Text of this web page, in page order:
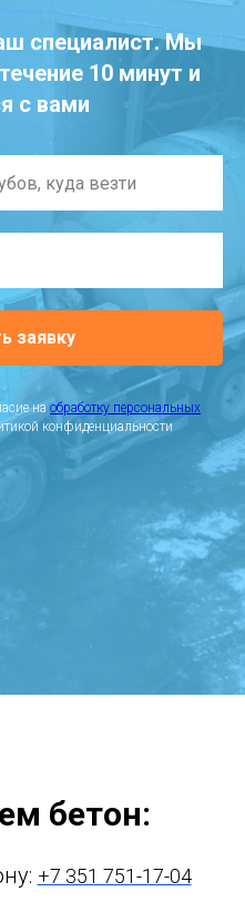
специалист. Мы
10 минут и
с вами
заявку
на обработку персональных
конфиденциальности
бетон:
+7 351 751-17-04